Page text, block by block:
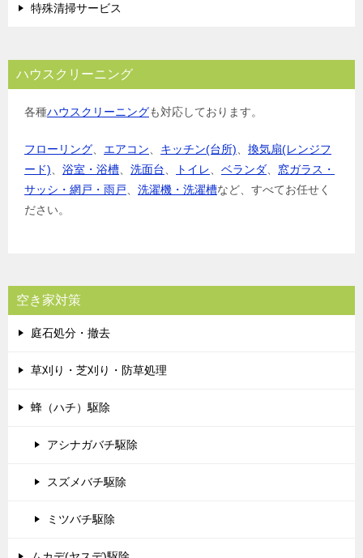
特殊清掃サービス
ハウスクリーニング
各種ハウスクリーニングも対応しております。
フローリング エアコン キッチン(台所)
換気扇(レンジフ
ード)
浴室・浴槽 洗面台 トイレ ベランダ
窓ガラス・
サッシ・網戸・雨戸
洗濯機・洗濯槽など、すべてお任せく
ださい。
空き家対策
庭石処分・撤去
草刈り・芝刈り・防草処理
蜂（ハチ）駆除
アシナガバチ駆除
スズメバチ駆除
ミツバチ駆除